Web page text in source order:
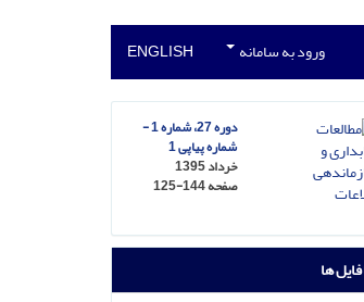
ورود به سامانه ENGLISH
دوره 27، شماره 1 -
شماره پیاپی 1
خرداد 1395
صفحه125-144
فایل ها